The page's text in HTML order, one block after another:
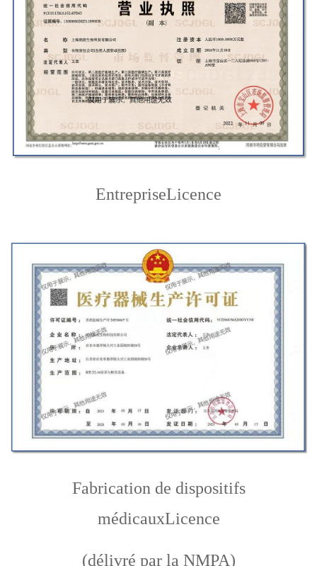
EntrepriseLicence
Fabrication de dispositifs
médicauxLicence
(délivré par la NMPA)